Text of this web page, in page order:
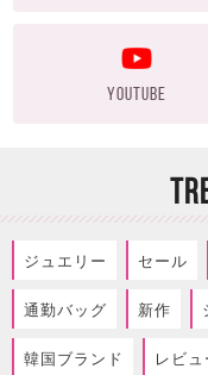
YOUTUBE
ジュエリー セール
通勤バッグ 新作
韓国ブランド レビュ